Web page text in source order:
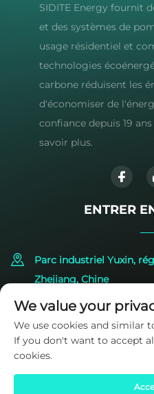
SIDITE Energy fournit
et des systèmes de
usage résidentiel et
technologies
carbone réduisent les
d'économiser de
confiance depuis 19
savoir plus.
ENTRER
Parc industriel Yuxin,
Zhejiang, Chine
+86-
We value your
We use cookies and similar
If you don't want to accept
cookies.